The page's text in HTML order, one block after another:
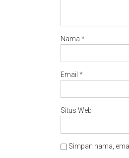
Nama *
Email *
Situs Web
Simpan nama,